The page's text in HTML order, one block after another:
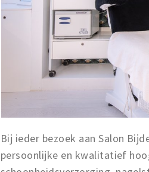
Bij ieder bezoek aan Salon
persoonlijke en kwalitatief